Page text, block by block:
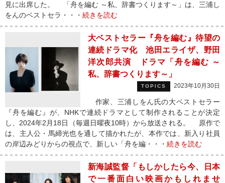
見に出席した。 「舟を編む ～私、辞書つくります～」は、三浦し
をんのベストセラ・・・ 続きを読む
大ベストセラー『舟を編む』待望の
連続ドラマ化 池田エライザ、野田
洋次郎共演 ドラマ「舟を編む ～
私、辞書つくります～」
TOPICS 2023年10月30日
作家、三浦しをん氏の大ベストセラー
『舟を編む』が、NHKで連続ドラマとして制作されることが決定
し、2024年2月18日（毎週日曜夜10時）から放送される。 原作で
は、主人公・馬締光也を通して描かれたが、本作では、新入り社員
の岸辺みどりからの視点で、新しい「舟を編・・・ 続きを読む
新海誠監督「もしかしたら今、日本
で一番面白い映画かもしれませ